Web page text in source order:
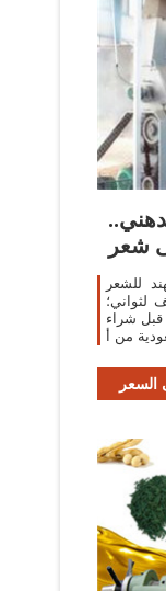
شعر
للشعر
لثواني؛
قبل شراء